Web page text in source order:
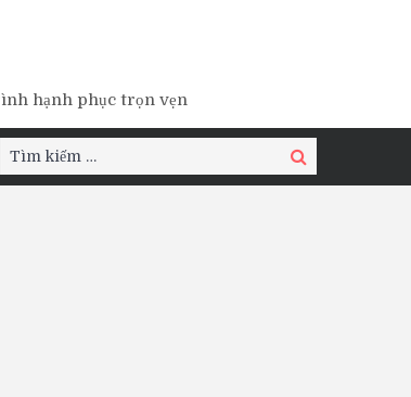
hạnh phục trọn vẹn
Tìm
kiếm:
Tìm
kiếm